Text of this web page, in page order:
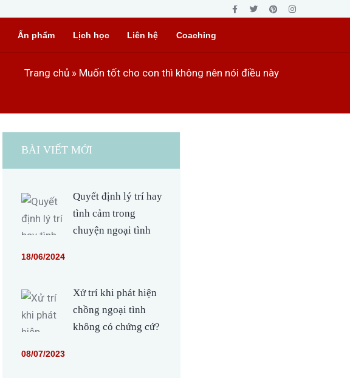
Ấn phẩm Lịch học Liên hệ Coaching
Trang chủ » Muốn tốt cho con thì không nên nói điều này
BÀI VIẾT MỚI
Quyết định lý trí hay
tình cảm trong
chuyện ngoại tình
18/06/2024
Xử trí khi phát hiện
chồng ngoại tình
không có chứng cứ?
08/07/2023